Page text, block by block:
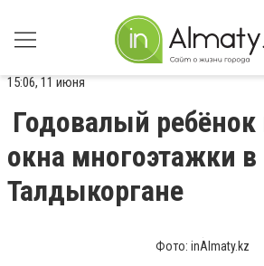
15:06, 11 июня
Годовалый
окна многоэтажки в
Талдыкоргане
Фото: inAlmaty.kz